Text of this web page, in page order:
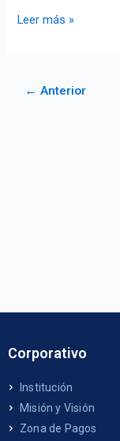
Leer más »
← Anterior
Corporativo
Institución
Misión y Visión
Zona de Pagos